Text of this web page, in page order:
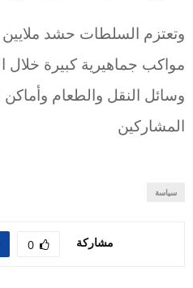
وتعتزم السلطات حشد
مواكب جماهيرية كبيرة خلال
وسائل النقل والطعام وأماكن
المشاركين
سياسة
مشاركة 0